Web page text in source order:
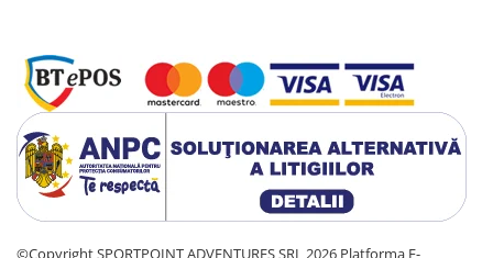
©Copyright SPORTPOINT ADVENTURES SRL 2026 Platforma E-